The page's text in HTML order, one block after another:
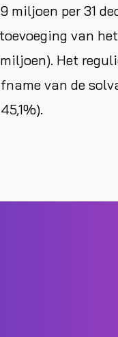
miljoen per 31
van
Het
van de